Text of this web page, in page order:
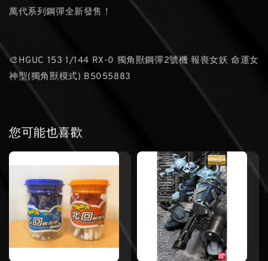
萬代系列鋼彈全新發售！
🎨HGUC 153 1/144 RX-0 獨角獸鋼彈2號機 報喪女妖 命運女
神型(獨角獸模式) B5055883
您可能也喜歡